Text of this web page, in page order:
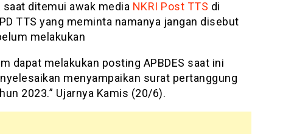
saat ditemui awak media NKRI Post TTS di
TTS yang meminta namanya jangan disebut
melakukan
dapat melakukan posting APBDES saat ini
menyampaikan surat pertanggung
2023.” Ujarnya Kamis (20/6).